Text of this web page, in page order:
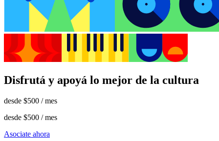
Disfrutá y apoyá lo mejor de la cultura
desde $500 / mes
desde $500 / mes
Asociate ahora